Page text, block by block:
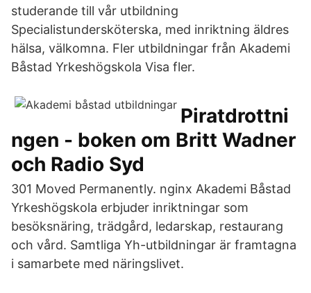
studerande till vår utbildning
Specialistundersköterska, med inriktning äldres
hälsa, välkomna. Fler utbildningar från Akademi
Båstad Yrkeshögskola Visa fler.
Piratdrottni
ngen - boken om Britt Wadner
och Radio Syd
301 Moved Permanently. nginx Akademi Båstad
Yrkeshögskola erbjuder inriktningar som
besöksnäring, trädgård, ledarskap, restaurang
och vård. Samtliga Yh-utbildningar är framtagna
i samarbete med näringslivet.